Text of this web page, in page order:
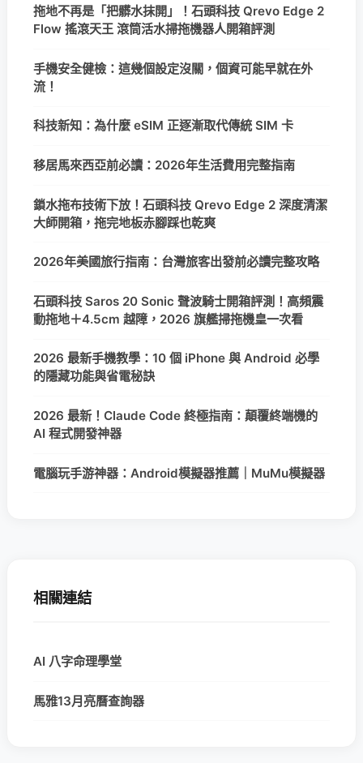
拖地不再是「把髒水抹開」！石頭科技 Qrevo Edge 2
Flow 搖滾天王 滾筒活水掃拖機器人開箱評測
手機安全健檢：這幾個設定沒關，個資可能早就在外
流！
科技新知：為什麼 eSIM 正逐漸取代傳統 SIM 卡
移居馬來西亞前必讀：2026年生活費用完整指南
鎖水拖布技術下放！石頭科技 Qrevo Edge 2 深度清潔
大師開箱，拖完地板赤腳踩也乾爽
2026年美國旅行指南：台灣旅客出發前必讀完整攻略
石頭科技 Saros 20 Sonic 聲波騎士開箱評測！高頻震
動拖地＋4.5cm 越障，2026 旗艦掃拖機皇一次看
2026 最新手機教學：10 個 iPhone 與 Android 必學
的隱藏功能與省電秘訣
2026 最新！Claude Code 終極指南：顛覆終端機的
AI 程式開發神器
電腦玩手游神器：Android模擬器推薦｜MuMu模擬器
相關連結
AI 八字命理學堂
馬雅13月亮曆查詢器